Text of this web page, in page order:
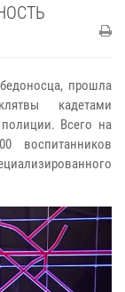
прошла
кадетами
полиции. Всего на
воспитанников